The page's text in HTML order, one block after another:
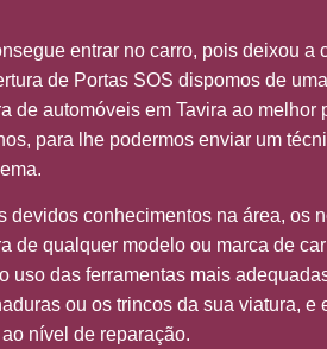
entrar no carro, pois deixou a
de Portas SOS dispomos de
de automóveis em Tavira ao melhor
para lhe podermos enviar um
devidos conhecimentos na área, os
de qualquer modelo ou marca de
uso das ferramentas mais
ou os trincos da sua viatura, e
nível de reparação.